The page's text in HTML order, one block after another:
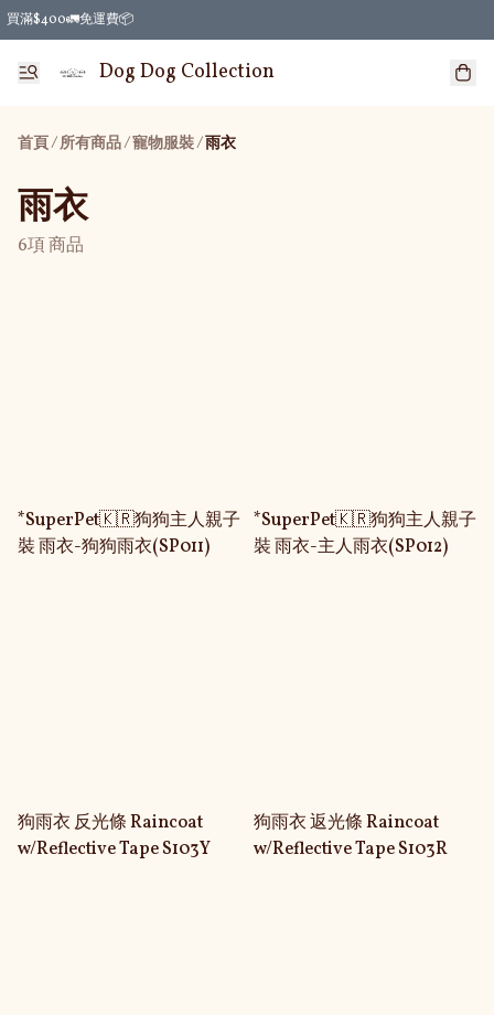
買滿$400🚛免運費📦
Dog Dog Collection
首頁/所有商品/寵物服裝/ 雨衣
雨衣
6項 商品
*SuperPet🇰🇷狗狗主人親子
裝 雨衣-狗狗雨衣(SP011)
*SuperPet🇰🇷狗狗主人親子
裝 雨衣-主人雨衣(SP012)
狗雨衣 反光條 Raincoat
w/Reflective Tape S103Y
狗雨衣 返光條 Raincoat
w/Reflective Tape S103R